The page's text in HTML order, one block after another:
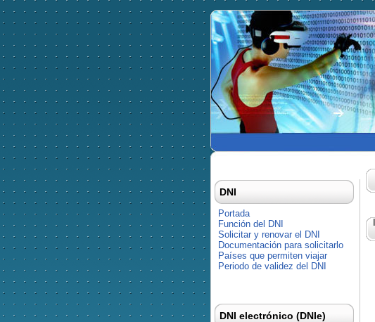
DNI
Portada
Función del DNI
Solicitar y renovar el DNI
Documentación para solicitarlo
Países que permiten viajar
Periodo de validez del DNI
DNI electrónico (DNIe)